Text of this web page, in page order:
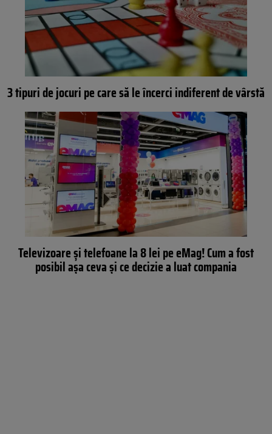
3 tipuri de jocuri pe care să le încerci indiferent de vârstă
Televizoare şi telefoane la 8 lei pe eMag! Cum a fost
posibil aşa ceva şi ce decizie a luat compania